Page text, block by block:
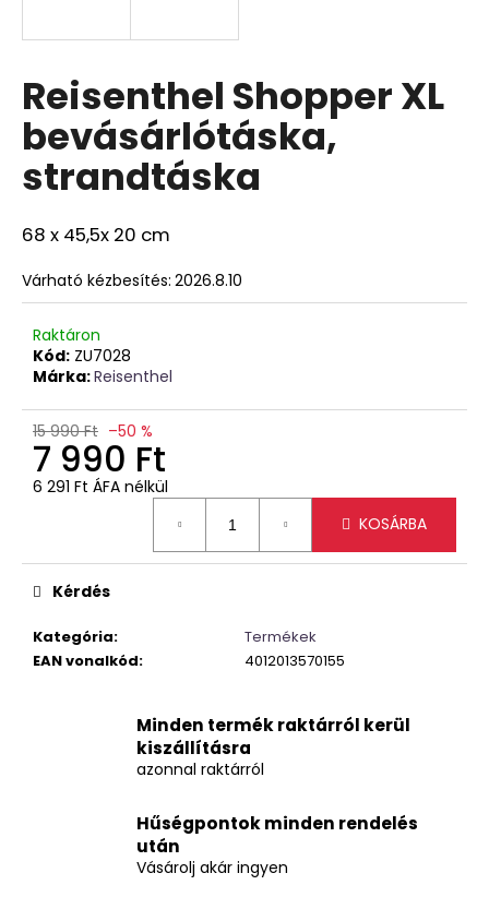
Reisenthel Shopper XL
bevásárlótáska,
strandtáska
68 x 45,5x 20 cm
Várható kézbesítés: 2026.8.10
Raktáron
Kód: ZU7028
Márka:Reisenthel
15 990 Ft –50 %
7 990 Ft
6 291 Ft ÁFA nélkül
KOSÁRBA
Kategória:
Termékek
EAN vonalkód: 4012013570155
Kérdés
Minden termék raktárról kerül
kiszállításra
azonnal raktárról
Hűségpontok minden rendelés
után
Vásárolj akár ingyen